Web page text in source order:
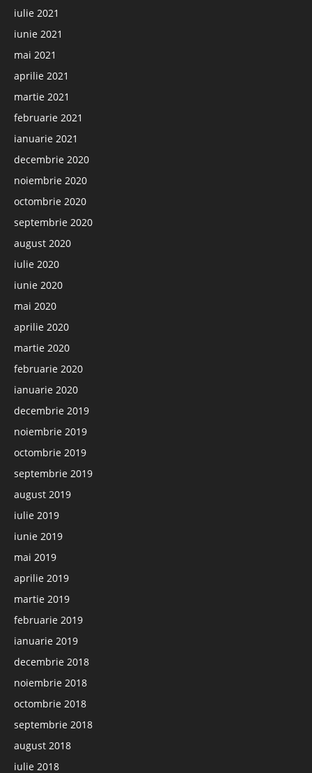
iulie 2021
iunie 2021
mai 2021
aprilie 2021
martie 2021
februarie 2021
ianuarie 2021
decembrie 2020
noiembrie 2020
octombrie 2020
septembrie 2020
august 2020
iulie 2020
iunie 2020
mai 2020
aprilie 2020
martie 2020
februarie 2020
ianuarie 2020
decembrie 2019
noiembrie 2019
octombrie 2019
septembrie 2019
august 2019
iulie 2019
iunie 2019
mai 2019
aprilie 2019
martie 2019
februarie 2019
ianuarie 2019
decembrie 2018
noiembrie 2018
octombrie 2018
septembrie 2018
august 2018
iulie 2018